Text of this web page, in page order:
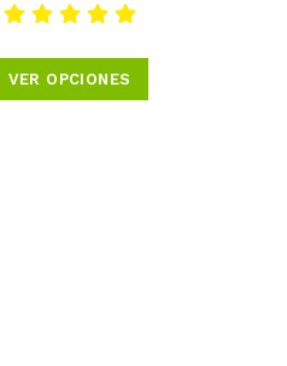
VER OPCIONES